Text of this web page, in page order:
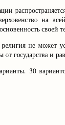
на
своей
не может
государства и
30